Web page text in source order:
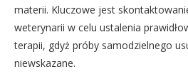
materii. Kluczowe jest
weterynarii w celu ustalenia
terapii, gdyż próby samodzielnego
niewskazane.